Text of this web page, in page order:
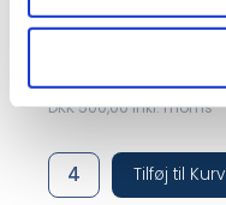
stk
DKK 500,00 inkl. moms
Tilføj til Kurv